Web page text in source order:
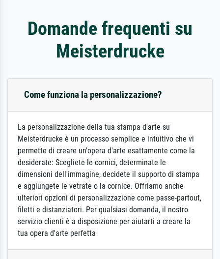
Domande frequenti su
Meisterdrucke
Come funziona la personalizzazione?
La personalizzazione della tua stampa d'arte su
Meisterdrucke è un processo semplice e intuitivo che vi
permette di creare un'opera d'arte esattamente come la
desiderate: Scegliete le cornici, determinate le
dimensioni dell'immagine, decidete il supporto di stampa
e aggiungete le vetrate o la cornice. Offriamo anche
ulteriori opzioni di personalizzazione come passe-partout,
filetti e distanziatori. Per qualsiasi domanda, il nostro
servizio clienti è a disposizione per aiutarti a creare la
tua opera d'arte perfetta